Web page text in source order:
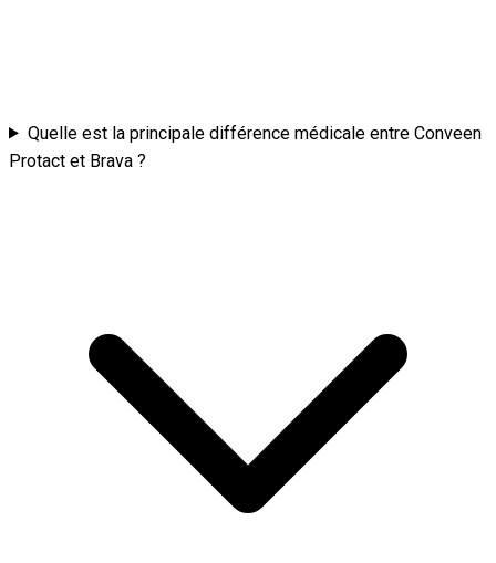
Quelle est la principale différence médicale entre Conveen
Protact et Brava ?